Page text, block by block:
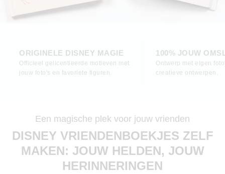
ORIGINELE DISNEY MAGIE
Officieel gelicentieerde motieven met
jouw foto's en favoriete figuren.
100% JOUW
Ontwerp met eigen
creatieve ontwerpen.
Een magische plek voor jouw vrienden
DISNEY VRIENDENBOEKJES ZELF
MAKEN: JOUW HELDEN, JOUW
HERINNERINGEN